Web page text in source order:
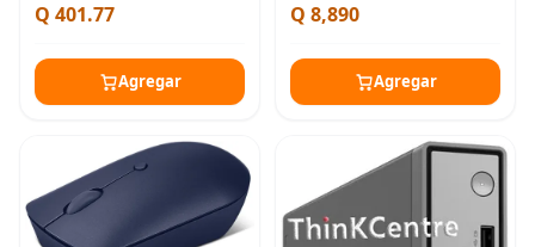
Q 401.77
Agregar
GB SSD, WiFi 6E, Bluetooth
Q 8,890
Agregar